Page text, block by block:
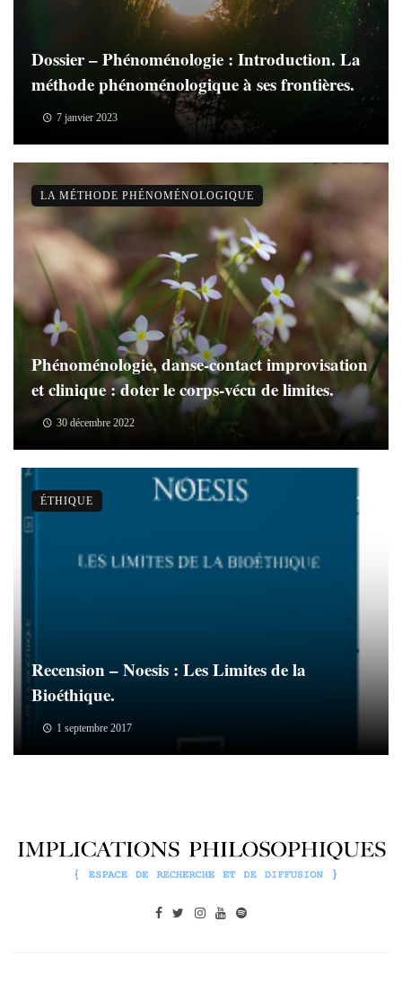
Dossier – Phénoménologie : Introduction. La
méthode phénoménologique à ses frontières.
7 janvier 2023
Phénoménologie, danse-contact improvisation
et clinique : doter le corps-vécu de limites.
30 décembre 2022
LA MÉTHODE PHÉNOMÉNOLOGIQUE
Recension – Noesis : Les Limites de la
Bioéthique.
1 septembre 2017
ÉTHIQUE